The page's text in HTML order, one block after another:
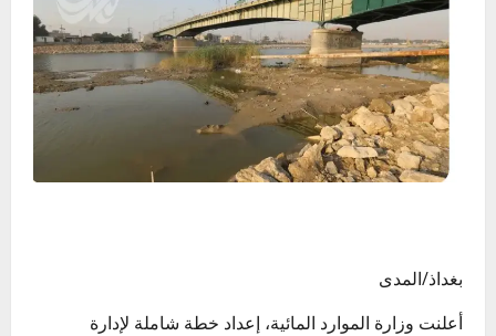
بغداذ/المدى
أعلنت وزارة الموارد المائية، إعداد خطة شاملة لإدارة